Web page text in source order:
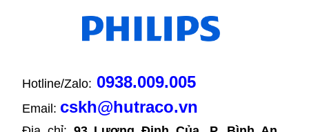
Hotline/Zalo: 0938.009.005
Email: cskh@hutraco.vn